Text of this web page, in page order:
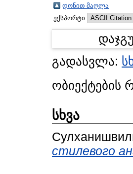
დონით მაღლა
ექსპორტი
გადასვლა:
ობიექტების
სხვა
стилевого